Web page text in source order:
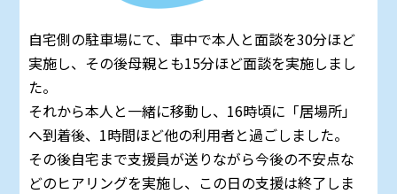
自宅側の駐車場にて、車中で本人と面談を30分ほど
実施し、その後母親とも15分ほど面談を実施しまし
た。
それから本人と一緒に移動し、16時頃に「居場所」
へ到着後、1時間ほど他の利用者と過ごしました。
その後自宅まで支援員が送りながら今後の不安点な
どのヒアリングを実施し、この日の支援は終了しま